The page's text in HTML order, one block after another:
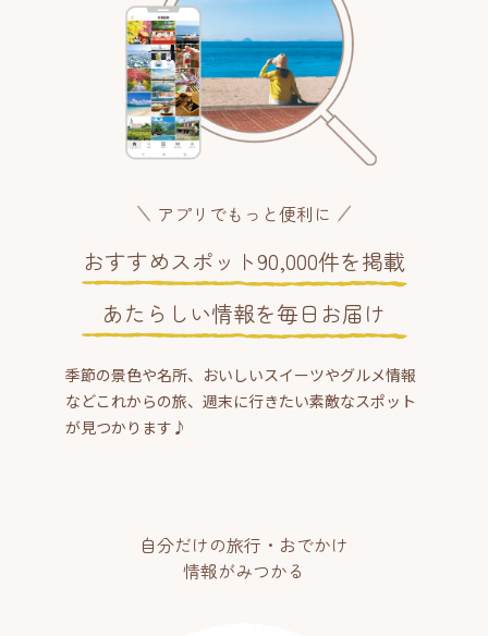
アプリでもっと便利に
おすすめスポット90,000件を掲載
あたらしい情報を毎日お届け
季節の景色や名所、おいしいスイーツやグルメ情報
などこれからの旅、週末に行きたい素敵なスポット
が見つかります♪
自分だけの旅行・おでかけ
情報がみつかる